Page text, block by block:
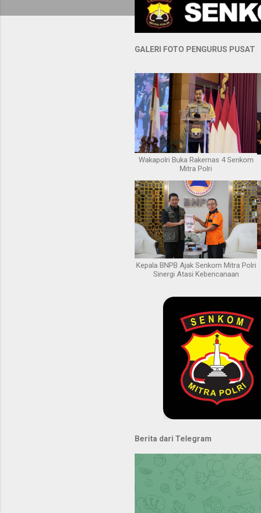
GALERI FOTO PENGURUS PUSAT
.
Wakapolri Buka Rakernas 4 Senkom
Mitra Polri
Kepala BNPB Ajak Senkom Mitra Polri
Sinergi Atasi Kebencanaan
Berita dari Telegram